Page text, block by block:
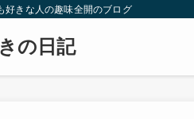
好きな人の趣味全開のブログ
の日記